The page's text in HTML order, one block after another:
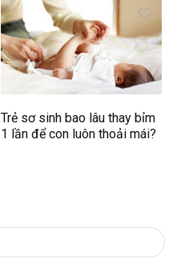
Trẻ sơ sinh bao lâu thay bỉm
1 lần để con luôn thoải mái?